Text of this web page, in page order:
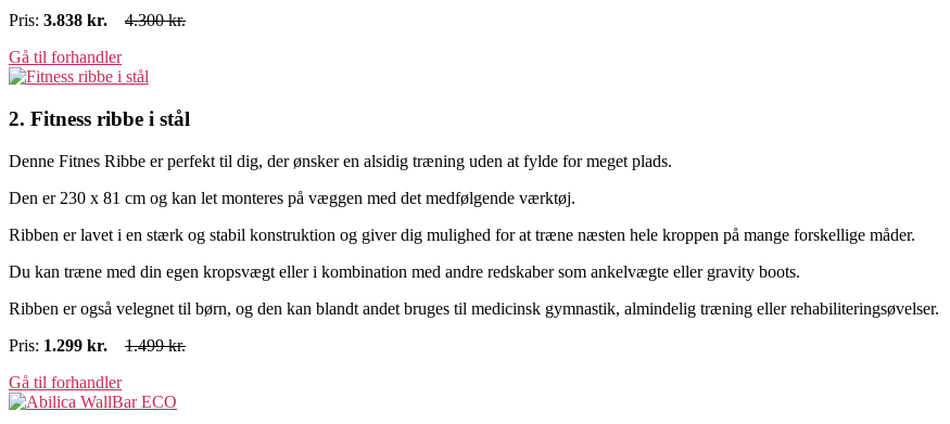
Pris: 3.838 kr.
4.300 kr.
Gå til forhandler
2. Fitness ribbe i stål
Denne Fitnes Ribbe er perfekt til dig, der ønsker en alsidig træning uden at fylde for meget plads.
Den er 230 x 81 cm og kan let monteres på væggen med det medfølgende værktøj.
Ribben er lavet i en stærk og stabil konstruktion og giver dig mulighed for at træne næsten hele kroppen på mange forskellige måder.
Du kan træne med din egen kropsvægt eller i kombination med andre redskaber som ankelvægte eller gravity boots.
Ribben er også velegnet til børn, og den kan blandt andet bruges til medicinsk gymnastik, almindelig træning eller rehabiliteringsøvelser.
Pris: 1.299 kr.
1.499 kr.
Gå til forhandler